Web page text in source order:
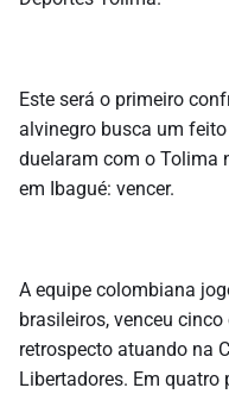
Este será o primeiro
alvinegro busca um
duelaram com o Tolima
em Ibagué: vencer.
A equipe colombiana
brasileiros, venceu
retrospecto atuando na
Libertadores. Em